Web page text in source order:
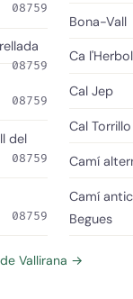
08759
08759
08759
del
08759
08759
Bona-Vall
Ca
Cal Jep
Cal
Camí
Camí
Begues
Vallirana →